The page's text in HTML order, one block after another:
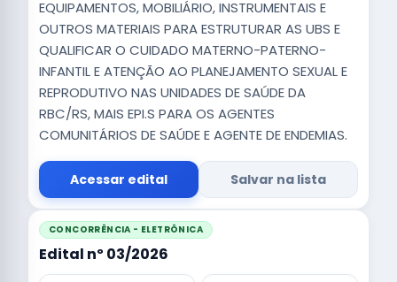
EQUIPAMENTOS, MOBILIÁRIO, INSTRUMENTAIS E
OUTROS MATERIAIS PARA ESTRUTURAR AS UBS E
QUALIFICAR O CUIDADO MATERNO-PATERNO-
INFANTIL E ATENÇÃO AO PLANEJAMENTO SEXUAL E
REPRODUTIVO NAS UNIDADES DE SAÚDE DA
RBC/RS, MAIS EPI.S PARA OS AGENTES
COMUNITÁRIOS DE SAÚDE E AGENTE DE ENDEMIAS.
Acessar edital Salvar na lista
CONCORRÊNCIA - ELETRÔNICA
Edital nº 03/2026